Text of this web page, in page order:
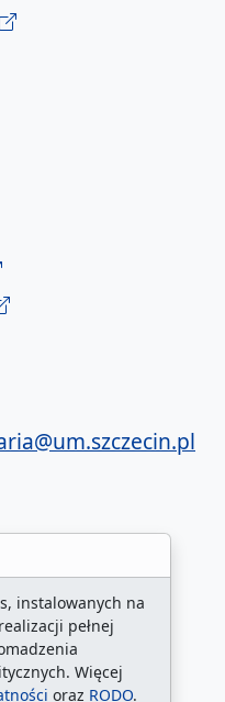
instalowanych na
pełnej
Więcej
oraz RODO.